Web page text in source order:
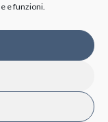
e funzioni.